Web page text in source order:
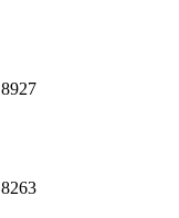
8927
8263